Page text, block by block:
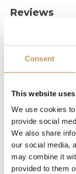
Consent
This website
We use cookies
provide social
We also share
our social media,
may combine it
provided to them
Reviews
komen.